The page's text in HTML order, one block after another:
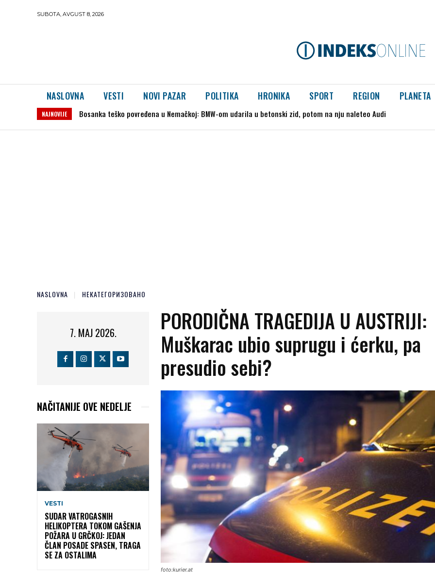
SUBOTA, AVGUST 8, 2026
NASLOVNA VESTI NOVI PAZAR POLITIKA HRONIKA SPORT REGION PLANETA
NAJNOVIJE Bosanka teško povređena u Nemačkoj: BMW-om udarila u betonski zid, potom na nju naleteo Audi
Sudar vozova u Hrvatskoj: Ima povređenih, mašinovođa teže povređen
NASLOVNA НЕКАТЕГОРИЗОВАНО
7. MAJ 2026.
NAČITANIJE OVE NEDELJE
VESTI
SUDAR VATROGASNIH
HELIKOPTERA TOKOM GAŠENJA
POŽARA U GRČKOJ: JEDAN
ČLAN POSADE SPASEN, TRAGA
SE ZA OSTALIMA
PORODIČNA TRAGEDIJA U AUSTRIJI:
Muškarac ubio suprugu i ćerku, pa
presudio sebi?
foto:kurier.at